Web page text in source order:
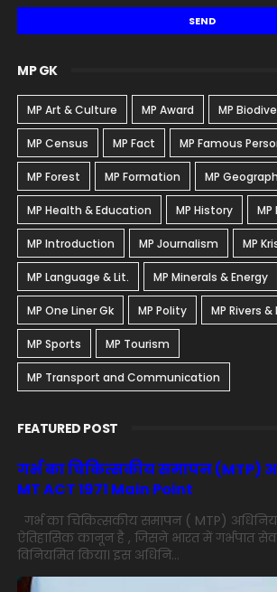
MP GK
MP Art & Culture MP Award MP
MP Census MP Fact MP Famous
MP Forest MP Formation MP
MP Health & Education MP History
MP Introduction MP Journalism MP
MP Language & Lit. MP Minerals & Energy
MP One Liner Gk MP Polity MP Rivers
MP Sports MP Tourism
MP Transport and Communication
FEATURED POST
गर्भ का चिकित्सकीय समापन (MTP)
MT ACT 1971 Main Point
गर्भ का चिकित्सकीय समापन ( MTP)
ऐतिहासिक कानून है , जिसने भारत में गर्भपात
विनियमित किया। इस अधिनि...